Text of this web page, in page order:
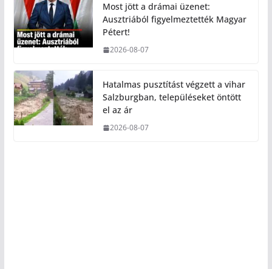
Most jött a drámai üzenet:
Ausztriából figyelmeztették Magyar
Pétert!
2026-08-07
Hatalmas pusztítást végzett a vihar
Salzburgban, településeket öntött
el az ár
2026-08-07